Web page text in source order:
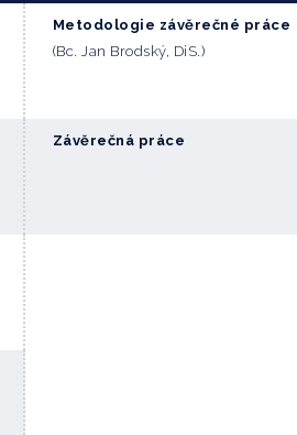
Metodologie závěrečné práce
(Bc. Jan Brodský, DiS.)
Závěrečná práce